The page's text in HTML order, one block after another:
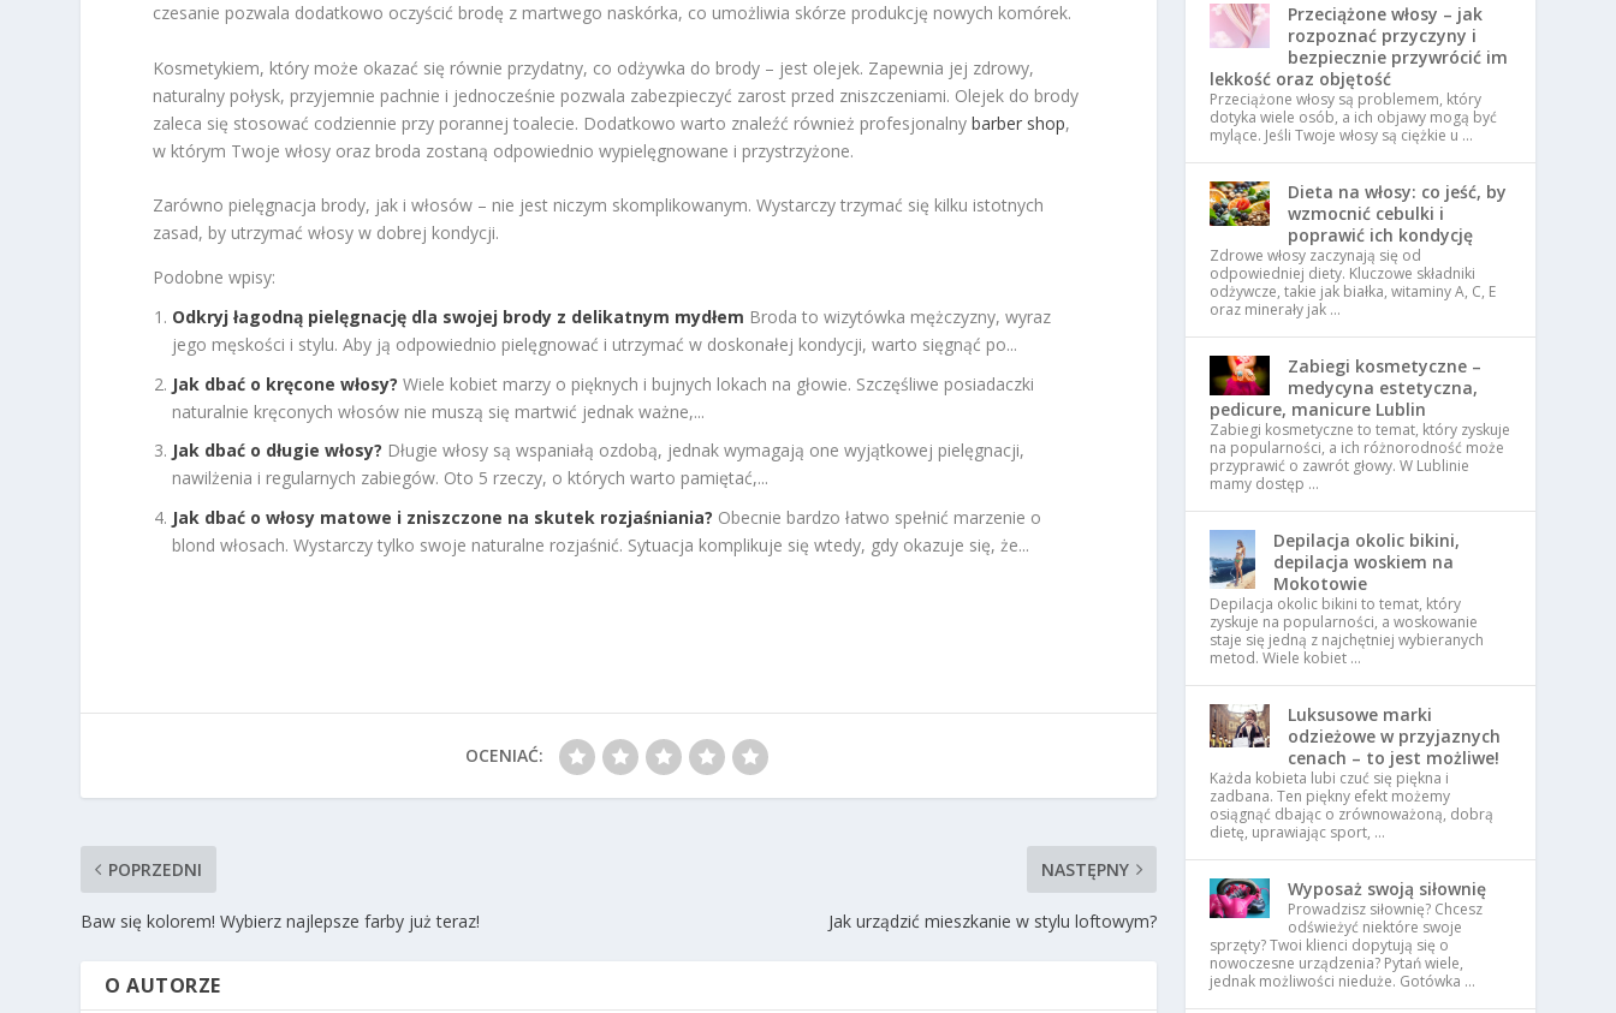
czesanie pozwala dodatkowo oczyścić brodę z martwego naskórka, co umożliwia skórze produkcję nowych komórek.
Kosmetykiem, który może okazać się równie przydatny, co odżywka do brody – jest olejek. Zapewnia jej zdrowy,
naturalny połysk, przyjemnie pachnie i jednocześnie pozwala zabezpieczyć zarost przed zniszczeniami. Olejek do brody
zaleca się stosować codziennie przy porannej toalecie. Dodatkowo warto znaleźć również profesjonalnybarber shop,
w którym Twoje włosy oraz broda zostaną odpowiednio wypielęgnowane i przystrzyżone.
Zarówno pielęgnacja brody, jak i włosów – nie jest niczym skomplikowanym. Wystarczy trzymać się kilku istotnych
zasad, by utrzymać włosy w dobrej kondycji.
Podobne wpisy:
Odkryj łagodną pielęgnację dla swojej brody z delikatnym mydłem Broda to wizytówka mężczyzny, wyraz
jego męskości i stylu. Aby ją odpowiednio pielęgnować i utrzymać w doskonałej kondycji, warto sięgnąć po...
Jak dbać o kręcone włosy? Wiele kobiet marzy o pięknych i bujnych lokach na głowie. Szczęśliwe posiadaczki
naturalnie kręconych włosów nie muszą się martwić jednak ważne,...
Jak dbać o długie włosy? Długie włosy są wspaniałą ozdobą, jednak wymagają one wyjątkowej pielęgnacji,
nawilżenia i regularnych zabiegów. Oto 5 rzeczy, o których warto pamiętać,...
Jak dbać o włosy matowe i zniszczone na skutek rozjaśniania? Obecnie bardzo łatwo spełnić marzenie o
blond włosach. Wystarczy tylko swoje naturalne rozjaśnić. Sytuacja komplikuje się wtedy, gdy okazuje się, że...
OCENIAĆ:
POPRZEDNI
Baw się kolorem! Wybierz najlepsze farby już teraz!
NASTĘPNY
Jak urządzić mieszkanie w stylu loftowym?
O AUTORZE
Przeciążone włosy – jak
rozpoznać przyczyny i
bezpiecznie przywrócić im
lekkość oraz objętość
Przeciążone włosy są problemem, który
dotyka wiele osób, a ich objawy mogą być
mylące. Jeśli Twoje włosy są ciężkie u …
Dieta na włosy: co jeść, by
wzmocnić cebulki i
poprawić ich kondycję
Zdrowe włosy zaczynają się od
odpowiedniej diety. Kluczowe składniki
odżywcze, takie jak białka, witaminy A, C, E
oraz minerały jak …
Zabiegi kosmetyczne –
medycyna estetyczna,
pedicure, manicure Lublin
Zabiegi kosmetyczne to temat, który zyskuje
na popularności, a ich różnorodność może
przyprawić o zawrót głowy. W Lublinie
mamy dostęp …
Depilacja okolic bikini,
depilacja woskiem na
Mokotowie
Depilacja okolic bikini to temat, który
zyskuje na popularności, a woskowanie
staje się jedną z najchętniej wybieranych
metod. Wiele kobiet …
Luksusowe marki
odzieżowe w przyjaznych
cenach – to jest możliwe!
Każda kobieta lubi czuć się piękna i
zadbana. Ten piękny efekt możemy
osiągnąć dbając o zrównoważoną, dobrą
dietę, uprawiając sport, …
Wyposaż swoją siłownię
Prowadzisz siłownię? Chcesz
odświeżyć niektóre swoje
sprzęty? Twoi klienci dopytują się o
nowoczesne urządzenia? Pytań wiele,
jednak możliwości nieduże. Gotówka …